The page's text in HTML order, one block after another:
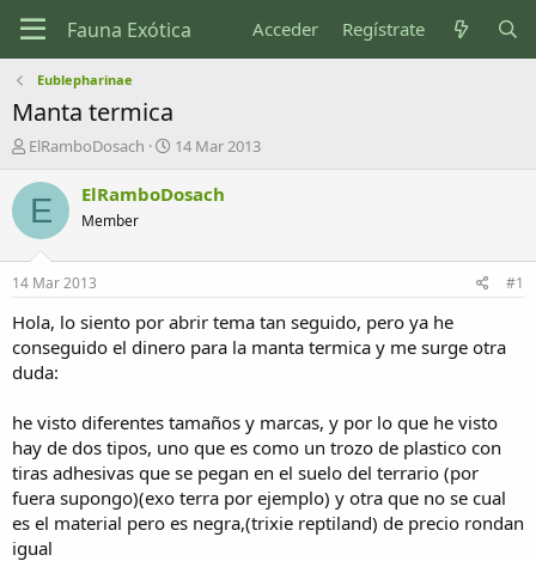
Acceder Regístrate
Eublepharinae
Manta termica
I
i
i
d
o
r
e
l
e
m
a
ElRamboDosach
F
c
n
c
14 Mar 2013
E ElRamboDosach
Member
14 Mar 2013 #1
Hola, lo siento por abrir tema tan seguido, pero ya he
conseguido el dinero para la manta termica y me surge otra
duda:
he visto diferentes tamaños y marcas, y por lo que he visto
hay de dos tipos, uno que es como un trozo de plastico con
tiras adhesivas que se pegan en el suelo del terrario (por
fuera supongo)(exo terra por ejemplo) y otra que no se cual
es el material pero es negra,(trixie reptiland) de precio rondan
igual